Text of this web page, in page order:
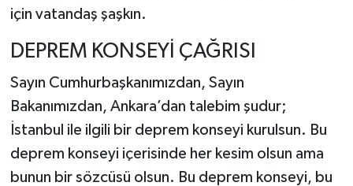
için vatandaş şaşkın.
DEPREM KONSEYİ ÇAĞRISI
Sayın Cumhurbaşkanımızdan, Sayın
Bakanımızdan, Ankara’dan talebim şudur;
İstanbul ile ilgili bir deprem konseyi kurulsun. Bu
deprem konseyi içerisinde her kesim olsun ama
bunun bir sözcüsü olsun. Bu deprem konseyi, bu